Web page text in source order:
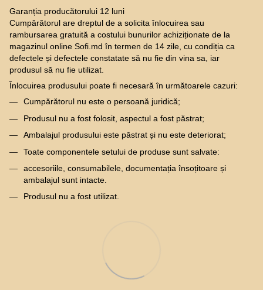
Garanția producătorului 12 luni
Cumpărătorul are dreptul de a solicita înlocuirea sau
rambursarea gratuită a costului bunurilor achiziționate de la
magazinul online Sofi.md în termen de 14 zile, cu condiția ca
defectele și defectele constatate să nu fie din vina sa, iar
produsul să nu fie utilizat.
Înlocuirea produsului poate fi necesară în următoarele cazuri:
Cumpărătorul nu este o persoană juridică;
Produsul nu a fost folosit, aspectul a fost păstrat;
Ambalajul produsului este păstrat și nu este deteriorat;
Toate componentele setului de produse sunt salvate:
accesoriile, consumabilele, documentația însoțitoare și
ambalajul sunt intacte.
Produsul nu a fost utilizat.